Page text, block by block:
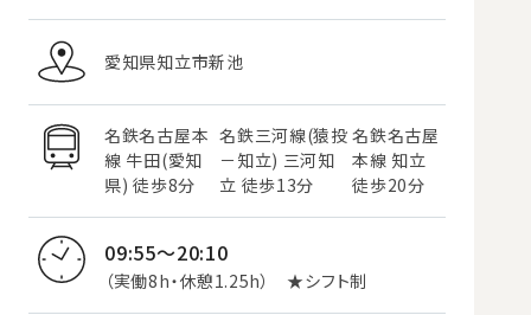
愛知県知立市新池
名鉄名古屋本
線 牛田(愛知
県) 徒歩8分
名鉄三河線(猿投
－知立) 三河知
立 徒歩13分
名鉄名古屋
本線 知立
徒歩20分
09:55～20:10
（実働8h・休憩1.25h） ★シフト制